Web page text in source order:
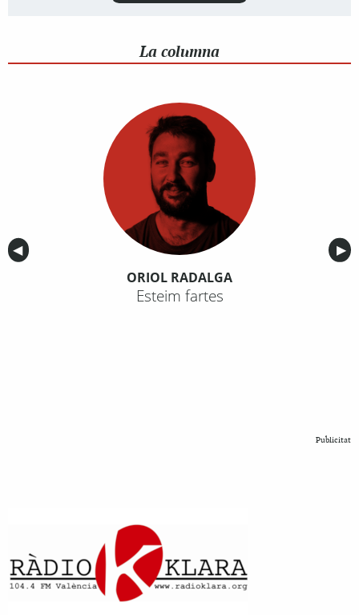
La columna
Anterior
◀︎ ▶︎
ORIOL RADALGA
Esteim fartes
Publicitat